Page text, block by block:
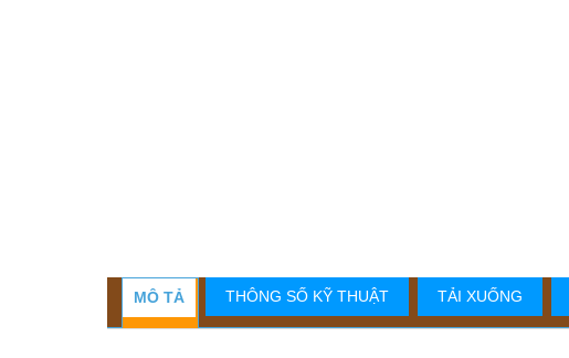
MÔ TẢ THÔNG SỐ KỸ THUẬT TẢI XUỐNG